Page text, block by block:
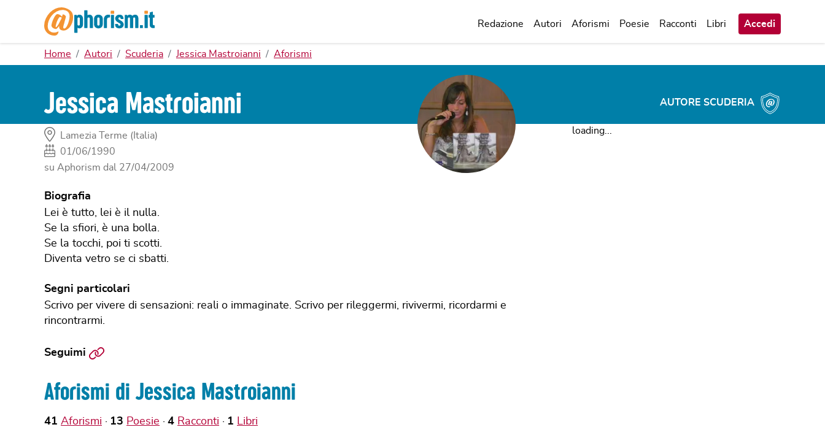
Redazione Autori Aforismi Poesie Racconti Libri Accedi
Home Autori Scuderia Jessica Mastroianni Aforismi
Jessica Mastroianni AUTORE SCUDERIA
Lamezia Terme (Italia)
01/06/1990
su Aphorism dal 27/04/2009
Biografia
Lei è tutto, lei è il nulla.
Se la sfiori, è una bolla.
Se la tocchi, poi ti scotti.
Diventa vetro se ci sbatti.
Segni particolari
Scrivo per vivere di sensazioni: reali o immaginate. Scrivo per rileggermi, rivivermi, ricordarmi e
rincontrarmi.
Seguimi Sito
Aforismi di Jessica Mastroianni
41 Aforismi 13 Poesie 4 Racconti 1 Libri
loading...